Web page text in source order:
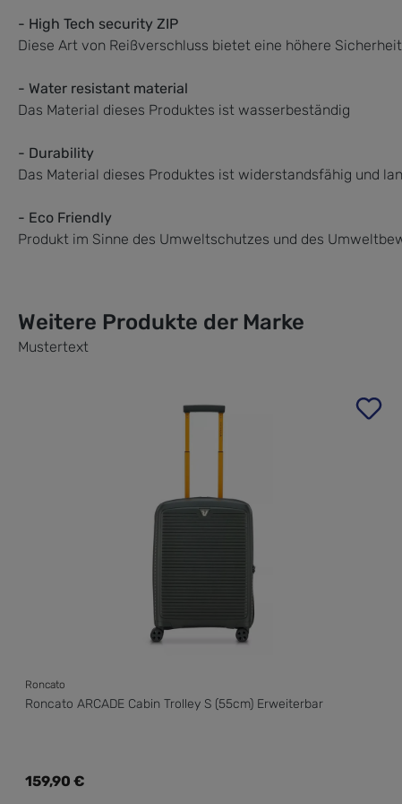
- High Tech security ZIP
Diese Art von Reißverschluss bietet eine höhere
- Water resistant material
Das Material dieses Produktes ist wasserbeständig
- Durability
Das Material dieses Produktes ist widerstandsfähig und
- Eco Friendly
Produkt im Sinne des Umweltschutzes und des
Weitere Produkte der Marke
Mustertext
Produktgalerie überspringen
Roncato
Roncato ARCADE Cabin Trolley S (55cm) Erweiterbar
Regulärer Preis:
159,90 €